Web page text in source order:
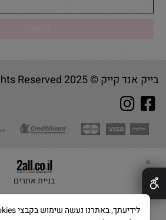
בייק אנד קייק © 2025 All Rights Reserved
בניית אתרים
✕